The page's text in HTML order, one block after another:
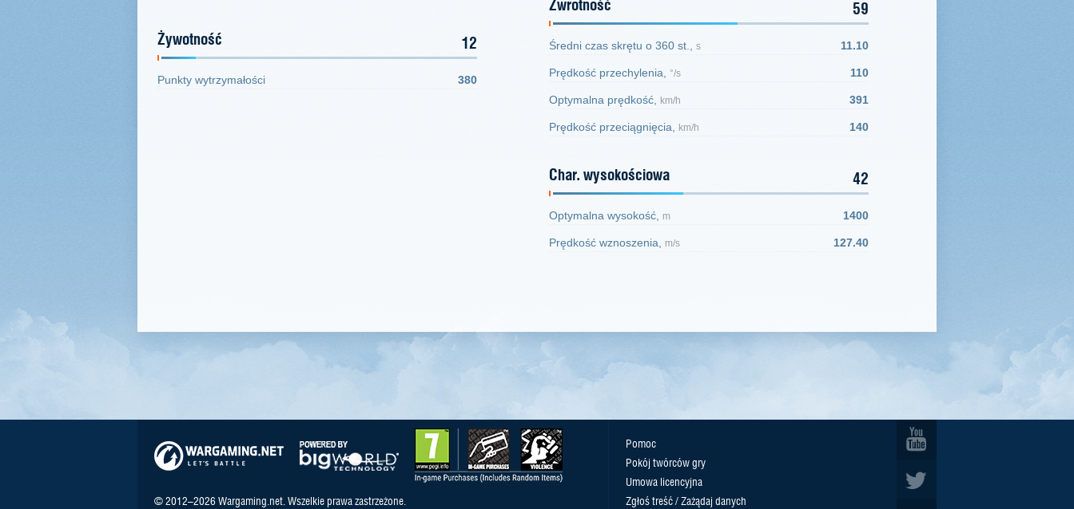
Żywotność 12
Punkty wytrzymałości 380
59
Średni czas skrętu o 360 st., s 11.10
Prędkość przechylenia, °/s 110
Optymalna prędkość, km/h 391
Prędkość przeciągnięcia, km/h 140
Char. wysokościowa 42
Optymalna wysokość, m 1400
Prędkość wznoszenia, m/s 127.40
© 2012–2026 Wargaming.net. Wszelkie prawa zastrzeżone.
Pomoc
Pokój twórców gry
Umowa licencyjna
Zgłoś treść / Zażądaj danych